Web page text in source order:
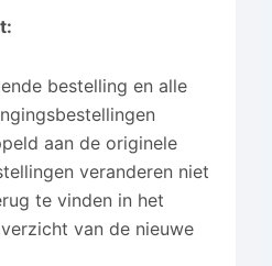
bestelling en alle
aan de originele
veranderen niet
te vinden in het
van de nieuwe